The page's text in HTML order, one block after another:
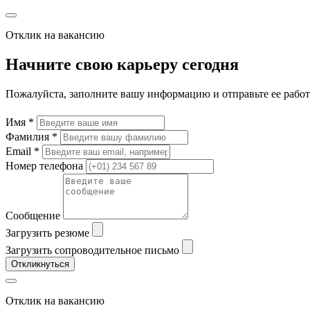
Отклик на вакансию
Начните свою карьеру сегодня
Пожалуйста, заполните вашу информацию и отправьте ее
Имя *
Фамилия *
Email *
Номер телефона
Сообщение
Загрузить резюме
Загрузить сопроводительное письмо
Откликнуться
Отклик на вакансию